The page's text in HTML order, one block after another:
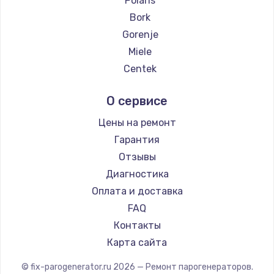
Замена температурного датчика
2500 руб.
Заказать
Замена электроконфорки
Заказать
Техобслуживание
900 руб.
Заказать
Установка / подключение / демонтаж
1300 руб.
Заказать
Bork
Gorenje
Miele
Centek
DELTA
Silter
Chayka
Beko
Vivitek
RED solution
О сервисе
Цены на ремонт
Гарантия
Отзывы
Диагностика
Оплата и доставка
FAQ
Контакты
Карта сайта
© fix-parogenerator.ru 2026 — Ремонт парогенераторов.